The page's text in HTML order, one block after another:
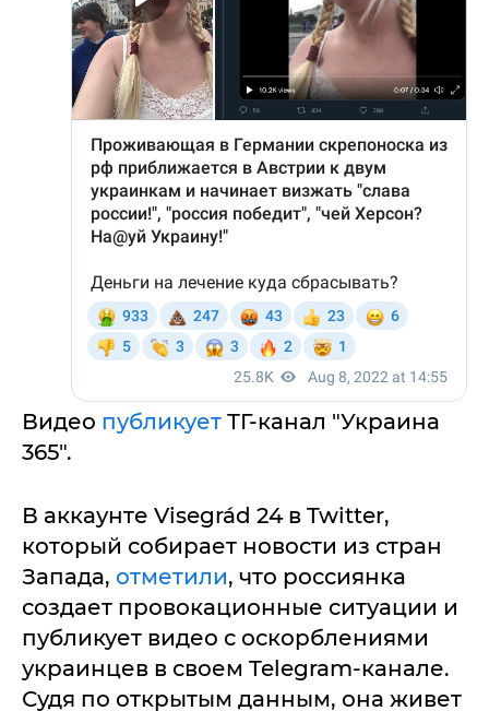
Видео публикует ТГ-канал "Украина
365".
В аккаунте Visegrád 24 в Twitter,
который собирает новости из стран
Запада, отметили, что россиянка
создает провокационные ситуации и
публикует видео с оскорблениями
украинцев в своем Telegram-канале.
Судя по открытым данным, она живет